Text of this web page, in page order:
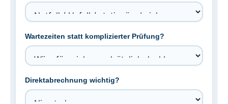
Wartezeiten statt komplizierter Prüfung?
Direktabrechnung wichtig?